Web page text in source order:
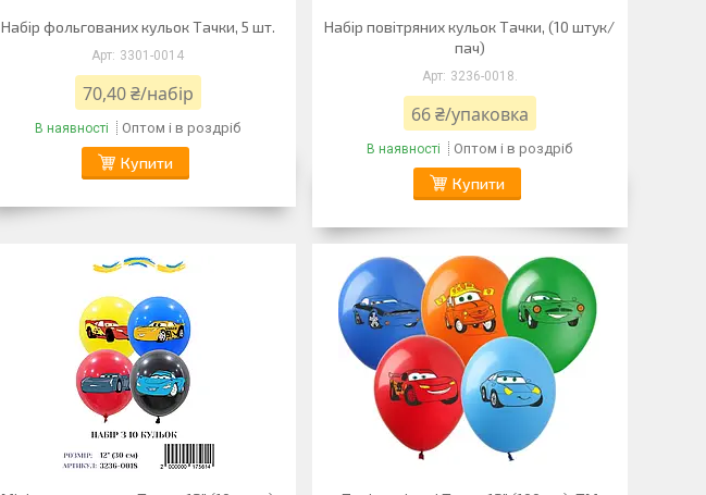
Набір фольгованих кульок Тачки, 5 шт.
3301-0014
70,40 ₴/набір
В наявності Оптом і в роздріб
Купити
Набір повітряних кульок Тачки, (10 штук/
пач)
3236-0018.
66 ₴/упаковка
В наявності Оптом і в роздріб
Купити